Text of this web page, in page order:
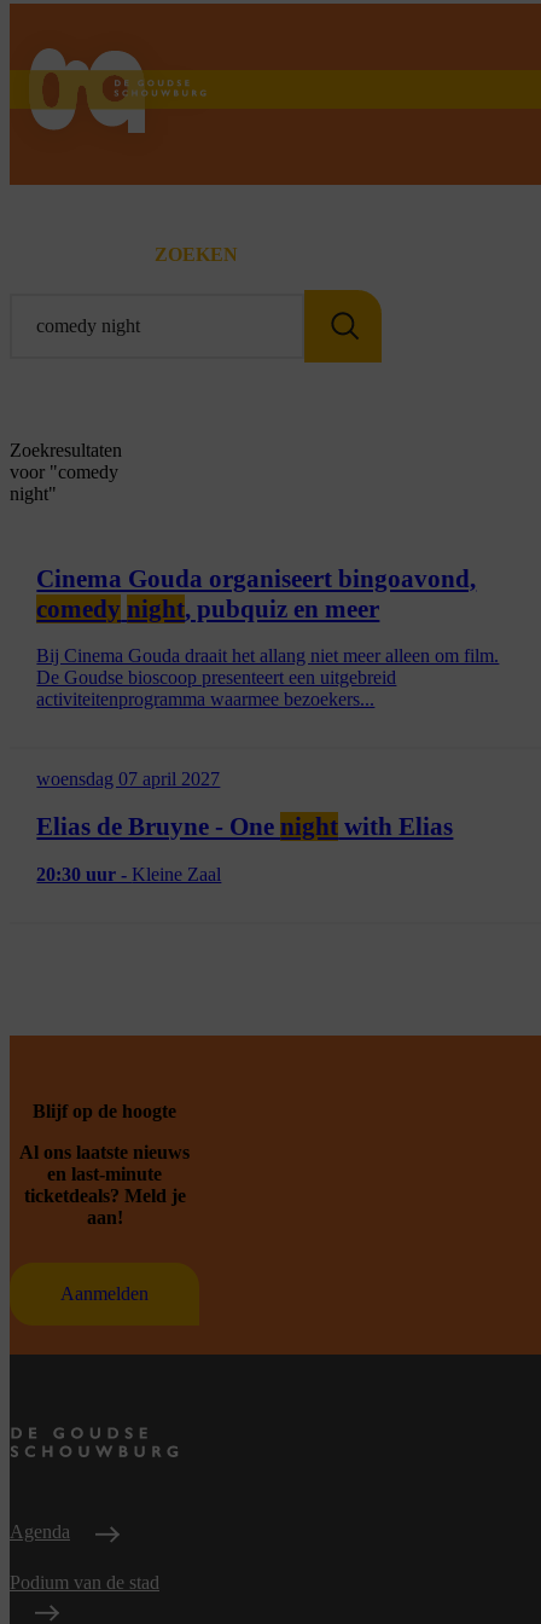
ZOEKEN
Zoekresultaten
voor "comedy
night"
Cinema Gouda organiseert bingoavond,
comedy night, pubquiz en meer
Bij Cinema Gouda draait het allang niet meer alleen om film.
De Goudse bioscoop presenteert een uitgebreid
activiteitenprogramma waarmee bezoekers...
woensdag 07 april 2027
Elias de Bruyne - Onenight with Elias
20:30 uur - Kleine Zaal
Blijf op de hoogte
Al ons laatste nieuws
en last-minute
ticketdeals? Meld je
aan!
Aanmelden
Agenda
Podium van de stad